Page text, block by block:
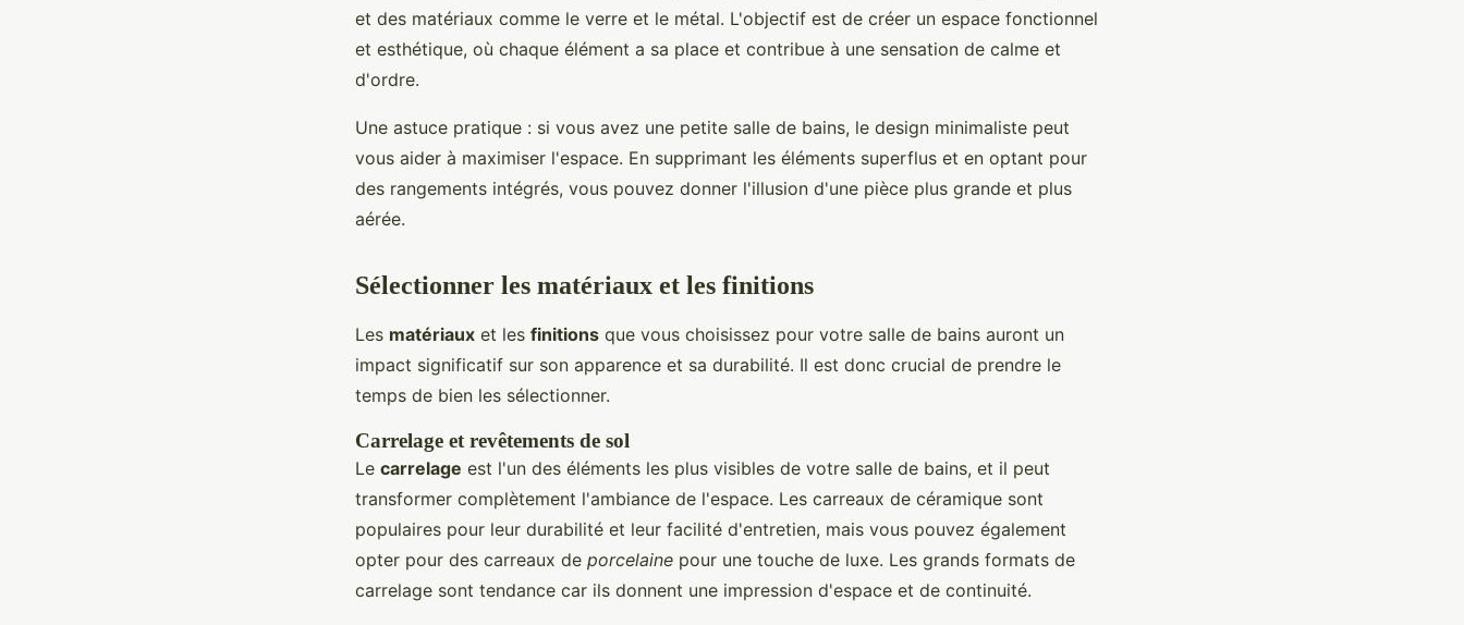
et des matériaux comme le verre et le métal. L'objectif est de créer un espace fonctionnel
et esthétique, où chaque élément a sa place et contribue à une sensation de calme et
d'ordre.
Une astuce pratique : si vous avez une petite salle de bains, le design minimaliste peut
vous aider à maximiser l'espace. En supprimant les éléments superflus et en optant pour
des rangements intégrés, vous pouvez donner l'illusion d'une pièce plus grande et plus
aérée.
Sélectionner les matériaux et les finitions
Les matériaux et les finitions que vous choisissez pour votre salle de bains auront un
impact significatif sur son apparence et sa durabilité. Il est donc crucial de prendre le
temps de bien les sélectionner.
Carrelage et revêtements de sol
Le carrelage est l'un des éléments les plus visibles de votre salle de bains, et il peut
transformer complètement l'ambiance de l'espace. Les carreaux de céramique sont
populaires pour leur durabilité et leur facilité d'entretien, mais vous pouvez également
opter pour des carreaux de porcelaine pour une touche de luxe. Les grands formats de
carrelage sont tendance car ils donnent une impression d'espace et de continuité.